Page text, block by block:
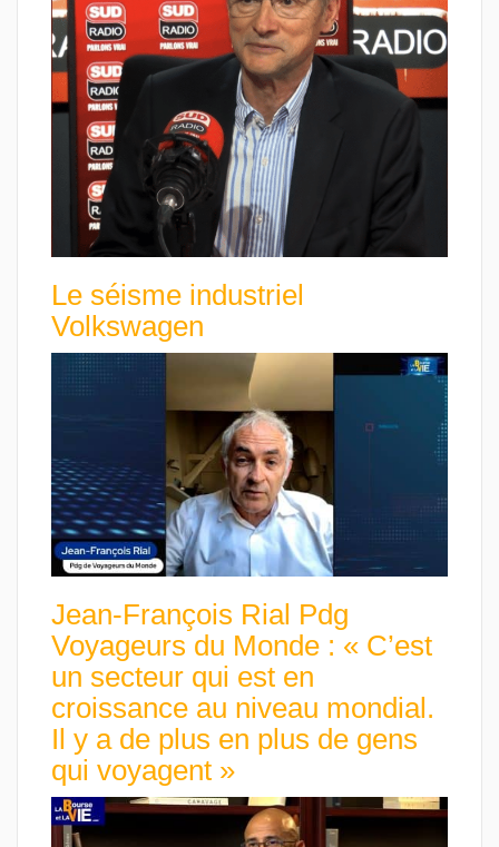
Le séisme industriel
Volkswagen
Jean-François Rial Pdg
Voyageurs du Monde : « C’est
un secteur qui est en
croissance au niveau mondial.
Il y a de plus en plus de gens
qui voyagent »